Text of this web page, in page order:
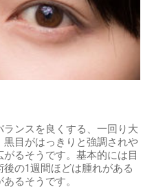
ンスを良くする、一回り大
目がはっきりと強調されや
るそうです。基本的には目
の1週間ほどは腫れがある
るそうです。